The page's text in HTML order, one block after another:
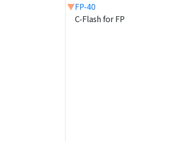
▼FP-40
C-Flash for FP